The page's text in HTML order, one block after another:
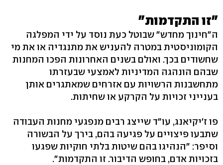
"זו התקדמות"
ה"חינוך מחדש" שבוטל כעת נוסד על ידי המפלגה
הקומוניסטית במטרה להעניש את מתנגדיה או את מי
שחשודים בכך. ואולם בשנים האחרונות הפכו המחנות
שבהם הונהגה המדיניות לאמצעי שבעזרתו
מתחשבנות הרשויות עם אזרחים שמאתגרים אותן
בענייני זכויות על הקרקע או שחיתות.
פו ז'יקיאנג, עו"ד שייצג רבים מנפגעי מחנות העבודה
שתבעו פיצויים על פגיעה בהם, בירך על הבשורה
וסיפר: "הנהיגו בהם שיטות בלתי חוקיות שפגעו
בזכויות אדם, בחופש הדיבור. זו התקדמות".